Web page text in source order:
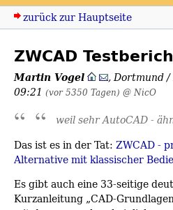
zurück zur Hauptseite
ZWCAD
Martin Vogel ,Dortmund /
09:21 (vor 5350 Tagen) @ NicO
weil sehr AutoCAD -
Das ist es in der Tat: ZWCAD -
Alternative mit klassischer
Es gibt auch eine 33-seitige
Kurzanleitung „CAD-